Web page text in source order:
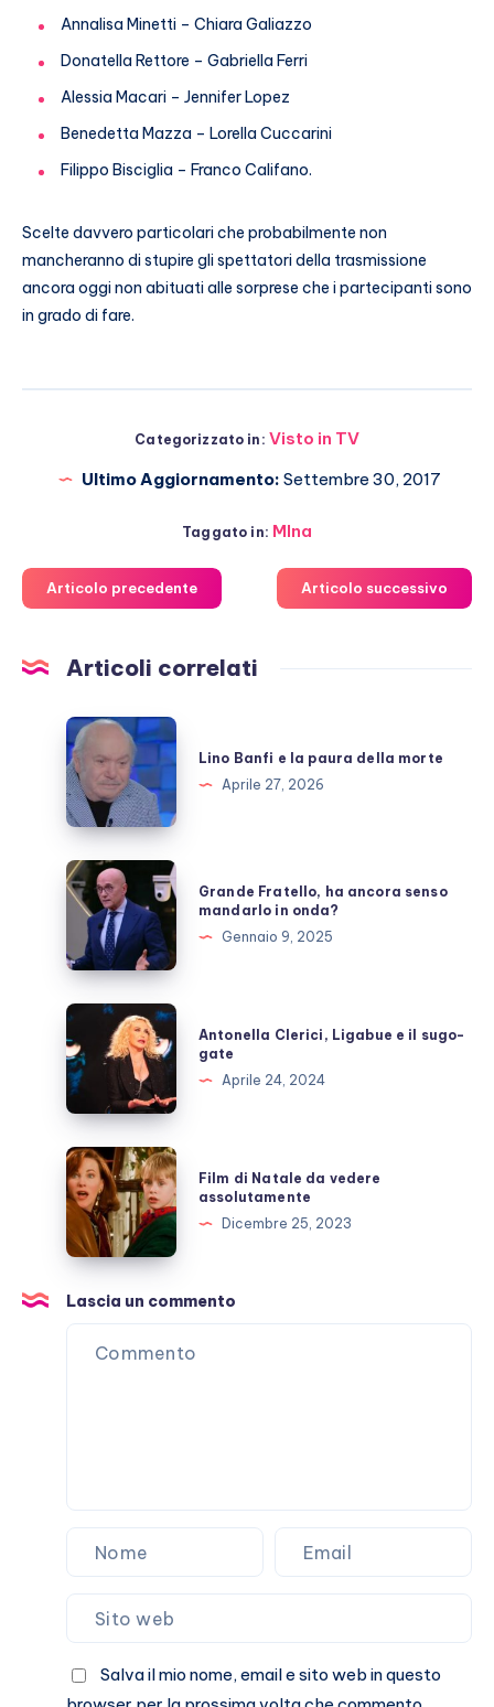
Annalisa Minetti – Chiara Galiazzo
Donatella Rettore – Gabriella Ferri
Alessia Macari – Jennifer Lopez
Benedetta Mazza – Lorella Cuccarini
Filippo Bisciglia – Franco Califano.
Scelte davvero particolari che probabilmente non
mancheranno di stupire gli spettatori della trasmissione
ancora oggi non abituati alle sorprese che i partecipanti sono
in grado di fare.
Categorizzato in: Visto in TV
Ultimo Aggiornamento: Settembre 30, 2017
Taggato in: MIna
Articolo precedente Articolo successivo
Articoli correlati
Lino
Banfi
e
la
paura
della
morte
Lino Banfi e la paura della morte
Aprile 27, 2026
Grande
Fratello,
ancora
senso
mandarlo
in
onda?
Grande Fratello, ha ancora senso
mandarlo in onda?
Gennaio 9, 2025
Antonella
Clerici,
Ligabue
e
sugo-
gate
Antonella Clerici, Ligabue e il sugo-
gate
Aprile 24, 2024
Film
di
Natale
da
vedere
assolutamente
Film di Natale da vedere
assolutamente
Dicembre 25, 2023
Lascia un commento
Salva il mio nome, email e sito web in questo